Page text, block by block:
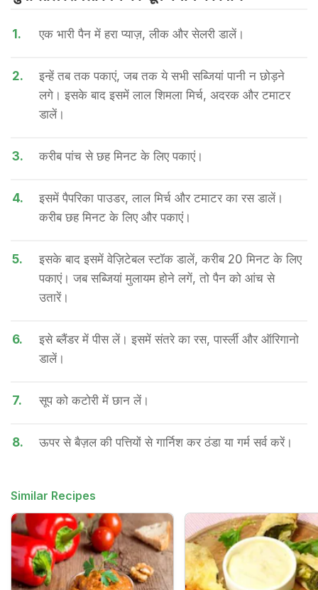
1. एक भारी पैन में हरा प्याज़, लीक और सेलरी डालें।
2.
इन्हें तब तक पकाएं, जब तक ये सभी सब्जियां पानी न छोड़ने
लगे। इसके बाद इसमें लाल शिमला मिर्च, अदरक और टमाटर
डालें।
3. करीब पांच से छह मिनट के लिए पकाएं।
4.
इसमें पैपरिका पाउडर, लाल मिर्च और टमाटर का रस डालें।
करीब छह मिनट के लिए और पकाएं।
5.
इसके बाद इसमें वेज़िटेबल स्टॉक डालें, करीब 20 मिनट के लिए
पकाएं। जब सब्जियां मुलायम होने लगें, तो पैन को आंच से
उतारें।
6.
इसे ब्लैंडर में पीस लें। इसमें संतरे का रस, पार्स्ली और ऑरिगानो
डालें।
7. सूप को कटोरी में छान लें।
8. ऊपर से बैज़ल की पत्तियों से गार्निश कर ठंडा या गर्म सर्व करें।
Similar Recipes